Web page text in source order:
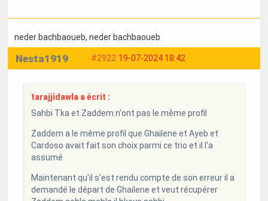
neder bachbaoueb, neder bachbaoueb
#2922 19-07-2024 18:42
Nesta1919
tarajjidawla a écrit :
Sahbi Tka et Zaddem n'ont pas le même profil
Zaddem a le même profil que Ghailene et Ayeb et
Cardoso avait fait son choix parmi ce trio et il l'a
assumé
Maintenant qu'il s'est rendu compte de son erreur il a
demandé le départ de Ghailene et veut récupérer